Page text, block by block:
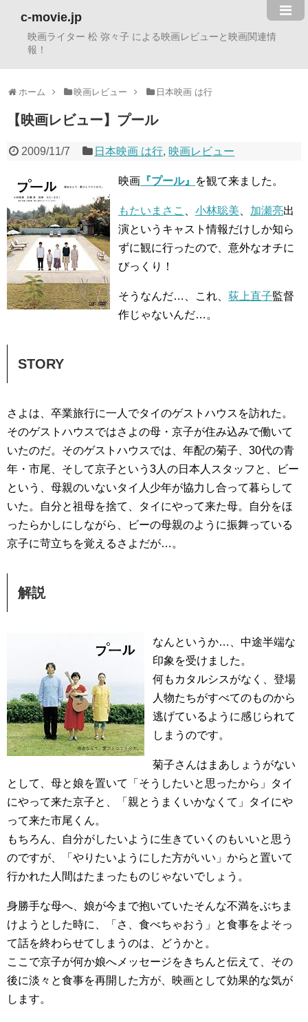
c-movie.jp
映画ライター 松 弥々子 による映画レビューと映画関連情
報！
ホーム 映画レビュー 日本映画 は行
【映画レビュー】プール
2009/11/7 日本映画 は行, 映画レビュー
映画 『プール』 を観て来ました。
もたいまさこ 小林聡美 加瀬亮出
演というキャスト情報だけしか知ら
ずに観に行ったので、意外なオチに
びっくり！
そうなんだ…、これ、 荻上直子監督
作じゃないんだ…。
STORY
さよは、卒業旅行に一人でタイのゲストハウスを訪れた。
そのゲストハウスではさよの母・京子が住み込みで働いて
いたのだ。そのゲストハウスでは、年配の菊子、30代の青
年・市尾、そして京子という3人の日本人スタッフと、ビー
という、母親のいないタイ人少年が協力し合って暮らして
いた。自分と祖母を捨て、タイにやって来た母。自分をほ
ったらかしにしながら、ビーの母親のように振舞っている
京子に苛立ちを覚えるさよだが…。
解説
なんというか…、中途半端な
印象を受けました。
何もカタルシスがなく、登場
人物たちがすべてのものから
逃げているように感じられて
しまうのです。
菊子さんはまあしょうがない
として、母と娘を置いて「そうしたいと思ったから」タイ
にやって来た京子と、「親とうまくいかなくて」タイにや
って来た市尾くん。
もちろん、自分がしたいように生きていくのもいいと思う
のですが、「やりたいようにした方がいい」からと置いて
行かれた人間はたまったものじゃないでしょう。
身勝手な母へ、娘が今まで抱いていたそんな不満をぶちま
けようとした時に、「さ、食べちゃおう」と食事をよそっ
て話を終わらせてしまうのは、どうかと。
ここで京子が何か娘へメッセージをきちんと伝えて、その
後に淡々と食事を再開した方が、映画として効果的な気が
します。